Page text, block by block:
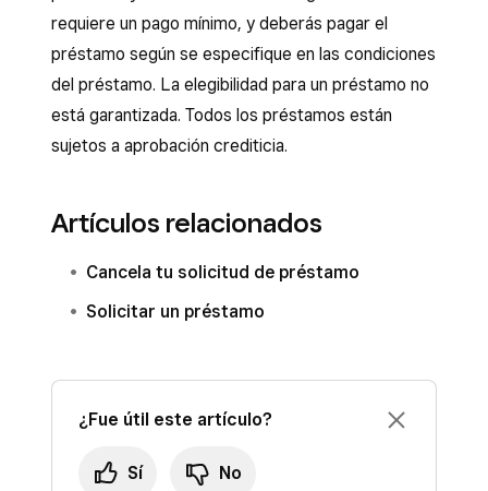
Square.
requiere un pago mínimo, y deberás pagar el
préstamo según se especifique en las condiciones
del préstamo. La elegibilidad para un préstamo no
está garantizada. Todos los préstamos están
sujetos a aprobación crediticia.
Artículos relacionados
Cancela tu solicitud de préstamo
Solicitar un préstamo
¿Fue útil este artículo?
Sí No